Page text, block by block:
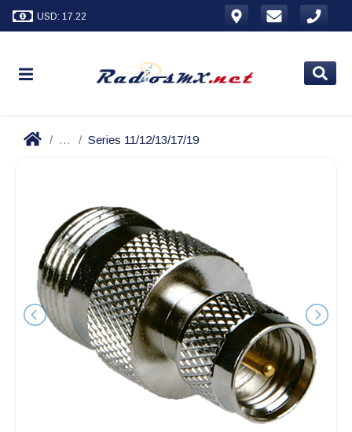
USD: 17.22
... Series 11/12/13/17/19